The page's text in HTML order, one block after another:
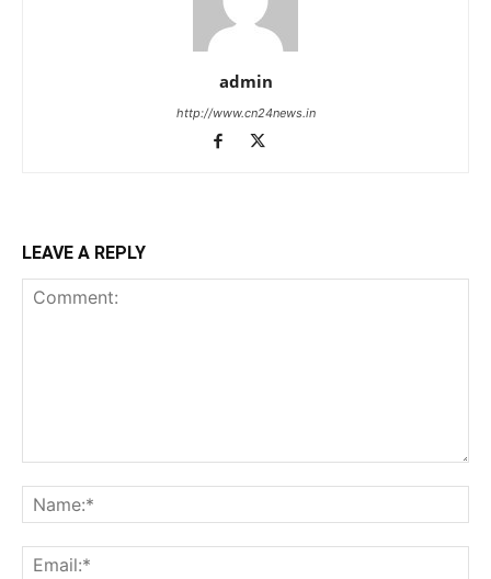
admin
http://www.cn24news.in
LEAVE A REPLY